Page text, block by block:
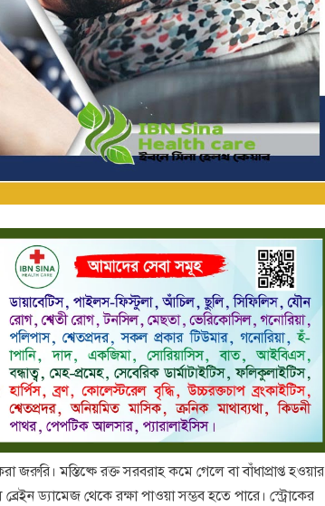
মস্তিষ্কে রক্ত সরবরাহ কমে গেলে বা বাঁধাপ্রাপ্ত হওয়ার
ড্যামেজ থেকে রক্ষা পাওয়া সম্ভব হতে পারে। স্ট্রোকের